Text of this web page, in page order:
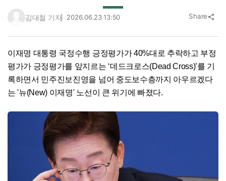
김대철 기자 2026.06.23 13:50 Share share
이재명 대통령 국정수행 긍정평가가 40%대로 추락하고 부정
평가가 긍정평가를 앞지르는 ‘데드크로스(Dead Cross)’를 기
록하면서 민주진보진영을 넘어 중도보수층까지 아우르겠다
는 '뉴(New) 이재명' 노선이 큰 위기에 빠졌다.